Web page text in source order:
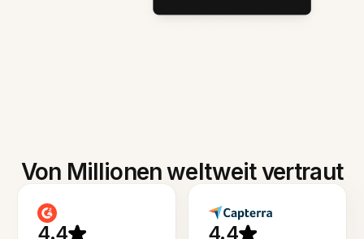
Von Millionen weltweit vertraut
4.4 4.4